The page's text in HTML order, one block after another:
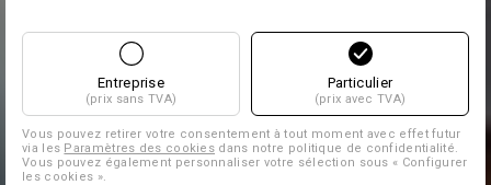
Entreprise
(prix sans TVA)
Particulier
(prix avec TVA)
Vous pouvez retirer votre consentement à tout moment avec effet futur
via les Paramètres des cookies dans notre politique de confidentialité.
Vous pouvez également personnaliser votre sélection sous « Configurer
les cookies ».